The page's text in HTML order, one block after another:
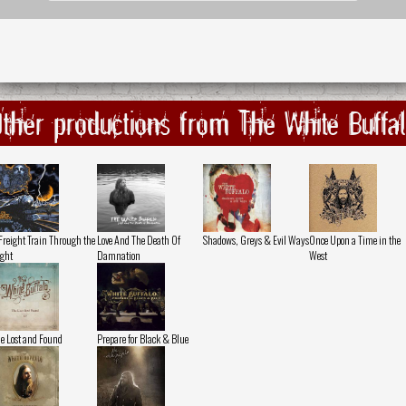
productions from The White
Train Through theLove And The Death Of
Damnation
Shadows, Greys & Evil WaysOnce Upon a Time in the
West
Lost and Found Prepare for Black & Blue